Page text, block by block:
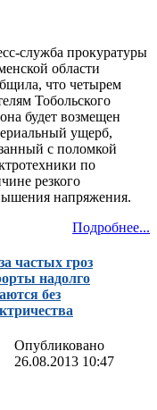
служба прокуратуры
области
что четырем
Тобольского
будет возмещен
ущерб,
с поломкой
по
резкого
напряжения.
Подробнее...
частых гроз
надолго
без
Опубликовано
26.08.2013 10:47